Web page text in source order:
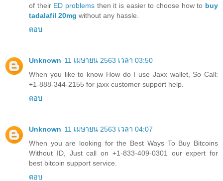
of their ED problems then it is easier to choose how to buy
tadalafil 20mg without any hassle.
ตอบ
Unknown 11 เมษายน 2563 เวลา 03:50
When you like to know How do I use Jaxx wallet, So Call:
+1-888-344-2155 for jaxx customer support help.
ตอบ
Unknown 11 เมษายน 2563 เวลา 04:07
When you are looking for the Best Ways To Buy Bitcoins
Without ID, Just call on +1-833-409-0301 our expert for
best bitcoin support service.
ตอบ